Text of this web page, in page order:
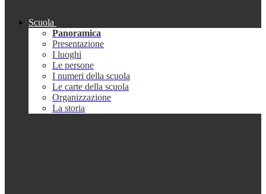
Scuola
Panoramica
Presentazione
I luoghi
Le persone
I numeri della scuola
Le carte della scuola
Organizzazione
La storia